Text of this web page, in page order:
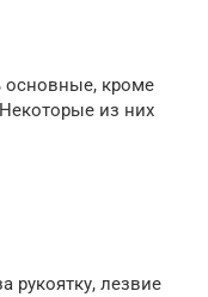
кроме
из них
рукоятку, лезвие